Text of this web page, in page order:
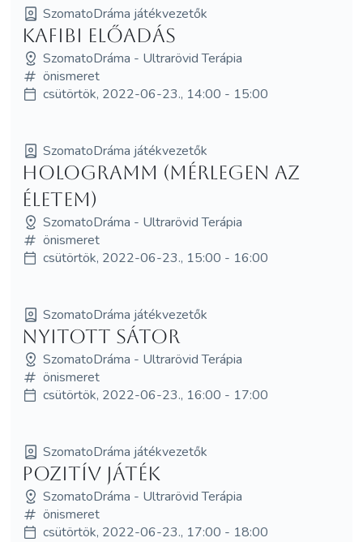
SzomatoDráma játékvezetők
KaFiBi előadás
SzomatoDráma - Ultrarövid Terápia
önismeret
csütörtök, 2022-06-23., 14:00 - 15:00
SzomatoDráma játékvezetők
HologramM (mérlegen az
életem)
SzomatoDráma - Ultrarövid Terápia
önismeret
csütörtök, 2022-06-23., 15:00 - 16:00
SzomatoDráma játékvezetők
NYITOTT SÁTOR
SzomatoDráma - Ultrarövid Terápia
önismeret
csütörtök, 2022-06-23., 16:00 - 17:00
SzomatoDráma játékvezetők
Pozitív játék
SzomatoDráma - Ultrarövid Terápia
önismeret
csütörtök, 2022-06-23., 17:00 - 18:00